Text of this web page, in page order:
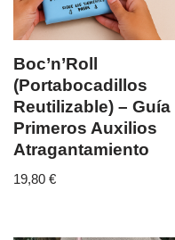
Boc’n’Roll
(Portabocadillos
Reutilizable) – Guía
Primeros Auxilios
Atragantamiento
19,80 €